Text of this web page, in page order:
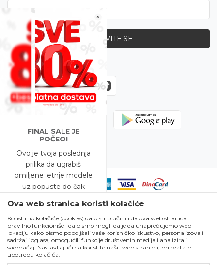
×
FINAL SALE JE
POČEO!
Ovo je tvoja poslednja
prilika da ugrabiš
omiljene letnje modele
uz popuste do čak
A to nije sve – na
modele snižene do
-50% očekuje te i
BESPLATNA DOSTAVA!
PRIJAVITE SE
Zapratite nas
Nastojimo da budemo što precizniji u opisu proizvoda, prikazu slika i
samih cena, ali ne možemo garantovati da su sve informacije kompletne
i bez grešaka. Svi artikli prikazani na sajtu su deo naše ponude i ne
podrazumeva da su dostupni u svakom trenutku. Raspoloživost robe
možete proveriti pozivom Call Centra na broj 021 795 3001 . U slučaju
Ova web stranica koristi kolačiće
Koristimo kolačiće (cookies) da bismo učinili da ova web stranica
pravilno funkcioniše i da bismo mogli dalje da unapređujemo web
lokaciju kako bismo poboljšali vaše korisničko iskustvo, personalizovali
sadržaj i oglase, omogućili funkcije društvenih medija i analizirali
saobraćaj. Nastavljajući da koristite našu web stranicu, prihvatate
upotrebu kolačića.